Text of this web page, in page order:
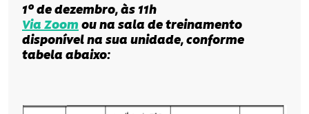
1º de dezembro, às 11h
Via Zoom ou na sala de treinamento
disponível na sua unidade, conforme
tabela abaixo: